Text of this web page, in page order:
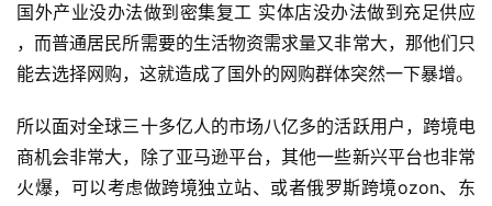
国外产业没办法做到密集复工 实体店没办法做到充足供应
，而普通居民所需要的生活物资需求量又非常大，那他们只
能去选择网购，这就造成了国外的网购群体突然一下暴增。
所以面对全球三十多亿人的市场八亿多的活跃用户，跨境电
商机会非常大，除了亚马逊平台，其他一些新兴平台也非常
火爆，可以考虑做跨境独立站、或者俄罗斯跨境ozon、东